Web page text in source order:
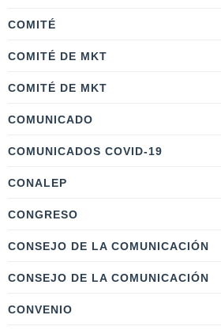
COMITÉ
COMITÉ DE MKT
COMITÉ DE MKT
COMUNICADO
COMUNICADOS COVID-19
CONALEP
CONGRESO
CONSEJO DE LA COMUNICACIÓN
CONSEJO DE LA COMUNICACIÓN
CONVENIO